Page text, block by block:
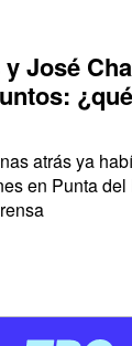
José
atrás ya
en Punta